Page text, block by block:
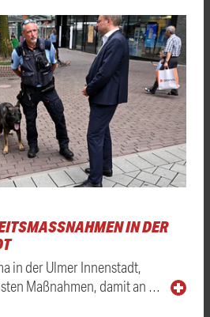
IN DER U
in der Ulmer Innenstadt,
Maßnahmen, damit an …